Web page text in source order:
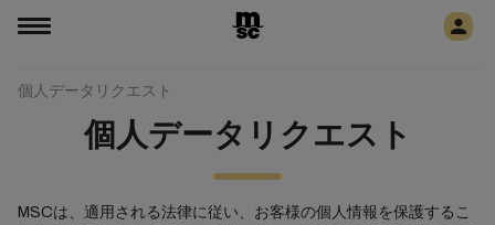
個人データリクエスト
個人データリクエスト
MSCは、適用される法律に従い、お客様の個人情報を保護するこ